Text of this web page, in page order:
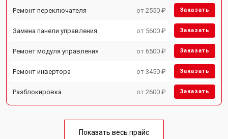
Ремонт переключателя от 2550 ₽ Заказать
Замена панели управления от 5600 ₽ Заказать
Ремонт модуля управления от 6500 ₽ Заказать
Ремонт инвертора от 3450 ₽ Заказать
Разблокировка от 2600 ₽ Заказать
Показать весь прайс